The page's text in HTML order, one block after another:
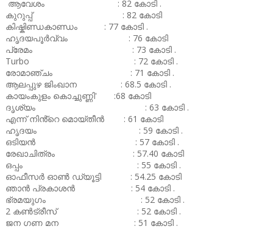
ആവേശം : 82 കോടി .
കുറുപ്പ് : 82 കോടി
കിഷ്കിണ്ഡകാണ്ഡം : 77 കോടി .
ഹൃദയപൂർവ്വം : 76 കോടി
പ്രേമം : 73 കോടി .
Turbo : 72 കോടി .
രോമാഞ്ചം : 71 കോടി .
ആലപ്പുഴ ജിംഖാന : 68.5 കോടി .
കായംകുളം കൊച്ചുണ്ണി' :68 കോടി
ദൃശ്യം : 63 കോടി .
എന്ന് നിൻ്റെ മൊയ്തീൻ : 61 കോടി
ഹൃദയം : 59 കോടി .
ഒടിയൻ : 57 കോടി .
രേഖാചിത്രം : 57.40 കോടി
ഒപ്പം : 55 കോടി .
ഓഫീസർ ഓൺ ഡ്യൂട്ടി : 54.25 കോടി
ഞാൻ പ്രകാശൻ : 54 കോടി .
ഭ്രമയുഗം : 52 കോടി .
2 കൺട്രീസ് : 52 കോടി .
ജന ഗണ മന : 51 കോടി .